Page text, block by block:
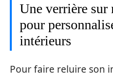
Une verrière sur
pour
intérieurs
Pour faire reluire son